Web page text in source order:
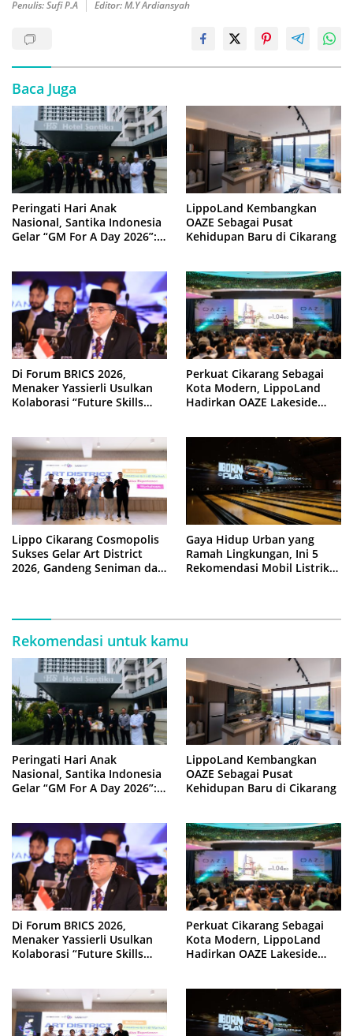
Penulis: Sufi P.A Editor: M.Y Ardiansyah
Baca Juga
Peringati Hari Anak
Nasional, Santika Indonesia
Gelar “GM For A Day 2026”:
LippoLand Kembangkan
OAZE Sebagai Pusat
Kehidupan Baru di Cikarang
Di Forum BRICS 2026,
Menaker Yassierli Usulkan
Kolaborasi “Future Skills
Perkuat Cikarang Sebagai
Kota Modern, LippoLand
Hadirkan OAZE Lakeside
Lippo Cikarang Cosmopolis
Sukses Gelar Art District
2026, Gandeng Seniman dan
Gaya Hidup Urban yang
Ramah Lingkungan, Ini 5
Rekomendasi Mobil Listrik
Rekomendasi untuk kamu
Peringati Hari Anak
Nasional, Santika Indonesia
Gelar “GM For A Day 2026”:
LippoLand Kembangkan
OAZE Sebagai Pusat
Kehidupan Baru di Cikarang
Di Forum BRICS 2026,
Menaker Yassierli Usulkan
Kolaborasi “Future Skills
Perkuat Cikarang Sebagai
Kota Modern, LippoLand
Hadirkan OAZE Lakeside